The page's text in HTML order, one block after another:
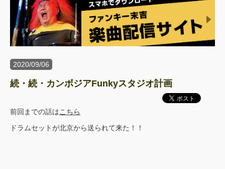
2020/09/06
続・続・カンボジアFunkyスタジオ計画
前回までの話はこちら
ドラムセットが北京から送られて来た！！